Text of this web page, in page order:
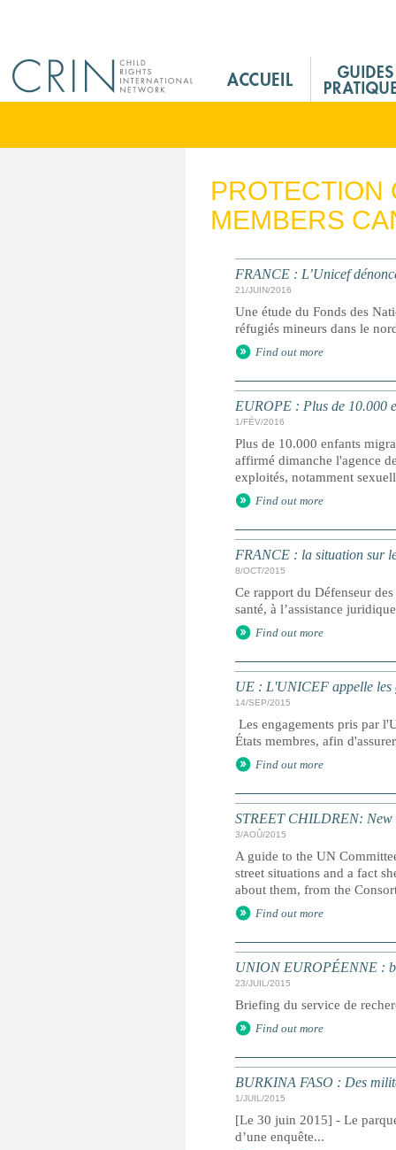
M
n
u
PROTECTION
MEMBERS
FRANCE : L’Unicef
21/JUIN/2016
Une étude du Fonds des
réfugiés mineurs dans le
Find out more
EUROPE : Plus de 10.000
1/FÉV/2016
Plus de 10.000 enfants
affirmé dimanche l'agence
exploités, notamment
Find out more
FRANCE : la situation sur
8/OCT/2015
Ce rapport du Défenseur
santé, à l’assistance
Find out more
UE : L'UNICEF appelle les
14/SEP/2015
Les engagements pris par
États membres, afin
Find out more
STREET CHILDREN: New
3/AOÛ/2015
A guide to the UN
street situations and a fact
about them, from the
Find out more
UNION EUROPÉENNE :
23/JUIL/2015
Briefing du service de
Find out more
BURKINA FASO : Des
1/JUIL/2015
[Le 30 juin 2015] - Le
d’une enquête...